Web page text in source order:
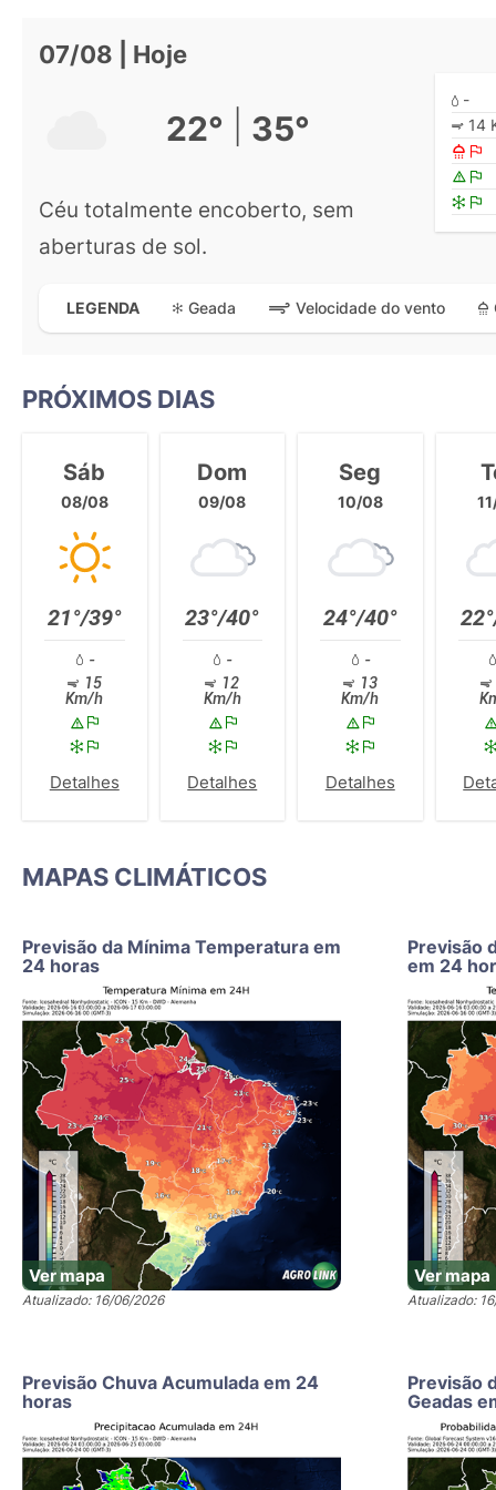
07/08 | Hoje
22° 35°
Céu totalmente encoberto, sem
aberturas de sol.
-
14
LEGENDA Geada Velocidade do vento
PRÓXIMOS DIAS
Sáb
08/08
21°/39°
-
15
Km/h
Detalhes
Dom
09/08
23°/40°
-
12
Km/h
Detalhes
Seg
10/08
24°/40°
-
13
Km/h
Detalhes
MAPAS CLIMÁTICOS
Previsão da Mínima Temperatura em
24 horas
Ver mapa
Atualizado: 16/06/2026
Previsão
em 24
Ver mapa
Atualizado:
Previsão Chuva Acumulada em 24
horas
Previsão
Geadas